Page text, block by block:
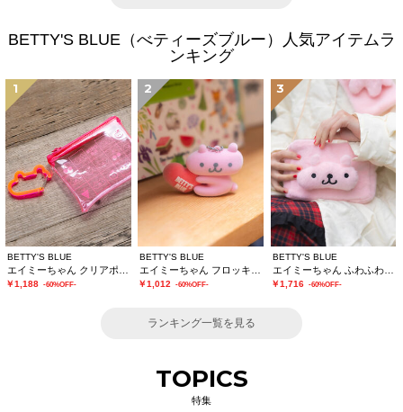
BETTY'S BLUE（べティーズブルー）人気アイテムラ
ンキング
1
BETTY'S BLUE
￥1,188 -60%OFF-
2
BETTY'S BLUE
￥1,012 -60%OFF-
3
BETTY'S BLUE
エイミーちゃん ふわふわショルダーバッグ
￥1,716 -60%OFF-
ランキング一覧を見る
TOPICS
特集